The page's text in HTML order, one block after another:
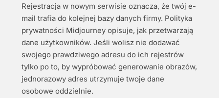
Rejestracja w nowym serwisie oznacza, że twój e-
mail trafia do kolejnej bazy danych firmy. Polityka
prywatności Midjourney opisuje, jak przetwarzają
dane użytkowników. Jeśli wolisz nie dodawać
swojego prawdziwego adresu do ich rejestrów
tylko po to, by wypróbować generowanie obrazów,
jednorazowy adres utrzymuje twoje dane
osobowe oddzielnie.